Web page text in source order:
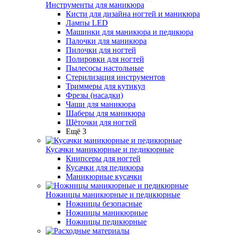
Инструменты для маникюра
Кисти для дизайна ногтей и маникюра
Лампы LED
Машинки для маникюра и педикюра
Палочки для маникюра
Пилочки для ногтей
Полировки для ногтей
Пылесосы настольные
Стерилизация инструментов
Триммеры для кутикул
Фрезы (насадки)
Чаши для маникюра
Шаберы для маникюра
Щёточки для ногтей
Ещё 3
Кусачки маникюрные и педикюрные
Книпсеры для ногтей
Кусачки для педикюра
Маникюрные кусачки
Ножницы маникюрные и педикюрные
Ножницы безопасные
Ножницы маникюрные
Ножницы педикюрные